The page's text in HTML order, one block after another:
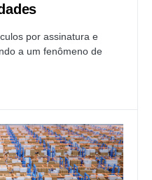
por assinatura e
a um fenômeno de